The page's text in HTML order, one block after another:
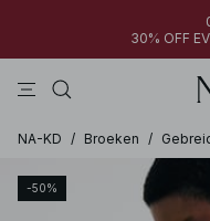
30% OFF
NA-KD / Broeken /
-50%